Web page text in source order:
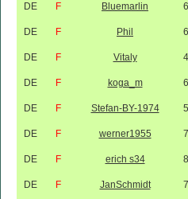
DE F Bluemarlin
DE F Phil
DE F Vitaly
DE F koga_m
DE F Stefan-BY-1974
DE F werner1955
DE F erich s34
DE F JanSchmidt